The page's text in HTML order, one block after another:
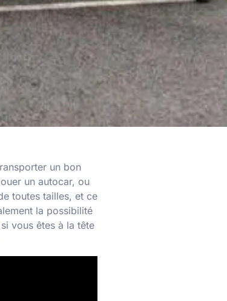
un bon
un autocar, ou
toutes tailles, et ce
la possibilité
vous êtes à la tête